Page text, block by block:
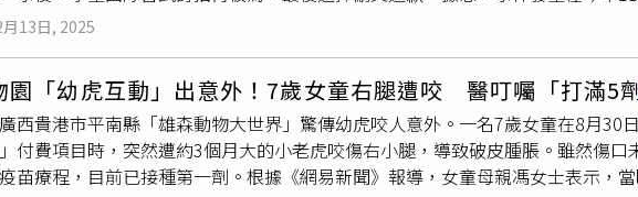
上發布具誤導性的內容，影響店家信譽，「是我在這次事件中最嚴重的錯誤，
讓她深刻學到，在發布任何可能影響他人名譽的訊息前，必須謹慎查證，面對店
責任的溝通方式，會在官方聲明中說明、澄清並再次致歉，也希望可以親自向炸
狀況。逢甲大學行銷系學生遭炎上。（圖／翻攝逢甲大學臉書）針對此事，先前
歉。本校肯定學生勇於面對並負責的態度，未來將持續強化學生在社會參與之
導． 大學生樓上開趴！要求1樓炸雞店「82分帳」 被拒絕怒嗆：沒打狂犬疫苗
10個裡面中9個 眾嘆：更恐婚了． 2所國立大學將合併！時程曝光「最快
動，預估人潮約170人左右，認為活動參與者能為1樓炸雞店帶來客人，因此向
場回絕。後來，一名學生在Threads發文抱怨，「派出我們組內最有禮貌的2個人
大批網友砲轟。炸雞店老闆Jimmy則在社群撰文還原狀況，當時對方派2個人來
闆Jimmy？」還說因為他們在樓上辦活動，參與者如果來買炸雞，他們要抽成
炸雞拜託！」Jimmy也直言，「我不是你們的代售中心，憑什麼覺得我要接受
放在眼裡、不會有任何交集，更別自往臉上貼金說知道我的個性」、「地球不
月13日, 2025
園「幼虎互動」出意外！7歲女童右腿遭咬 醫叮囑「打滿5
西貴港市平南縣「雄森動物大世界」驚傳幼虎咬人意外。一名7歲女童在8月30
付費項目時，突然遭約3個月大的小老虎咬傷右小腿，導致破皮腫脹。雖然傷
苗療程，目前已接種第一劑。根據《網易新聞》報導，女童母親馮女士表示，